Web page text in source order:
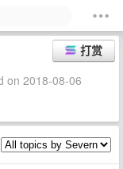
打赏
on 2018-08-06